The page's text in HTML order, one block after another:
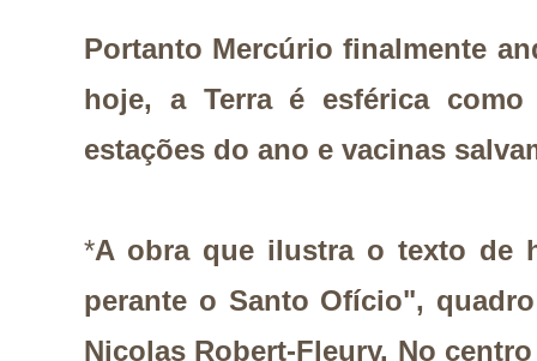
Portanto Mercúrio finalmente
hoje, a Terra é esférica
estações do ano e vacinas
*A obra que ilustra o texto de
perante o Santo Ofício",
Nicolas Robert-Fleury. No